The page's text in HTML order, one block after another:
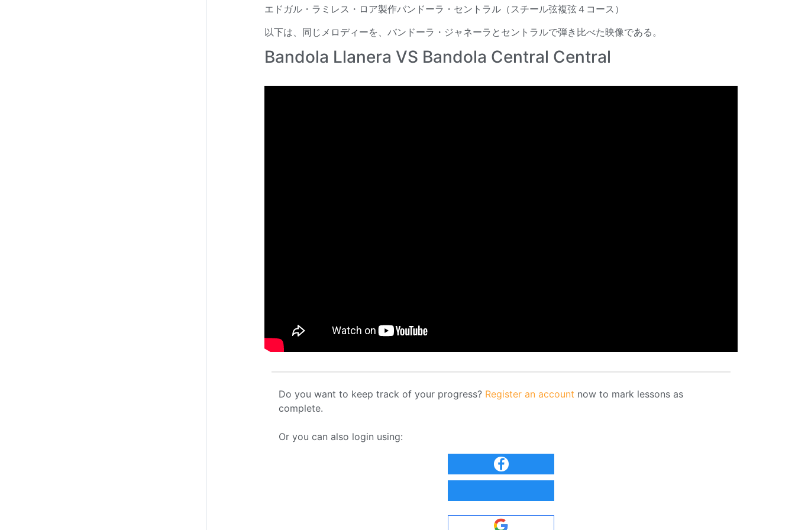
エドガル・ラミレス・ロア製作バンドーラ・セントラル（スチール弦複弦４コース）
以下は、同じメロディーを、バンドーラ・ジャネーラとセントラルで弾き比べた映像である。
Bandola Llanera VS Bandola Central Central
Do you want to keep track of your progress? Register an account now to mark lessons as
complete.
Or you can also login using: